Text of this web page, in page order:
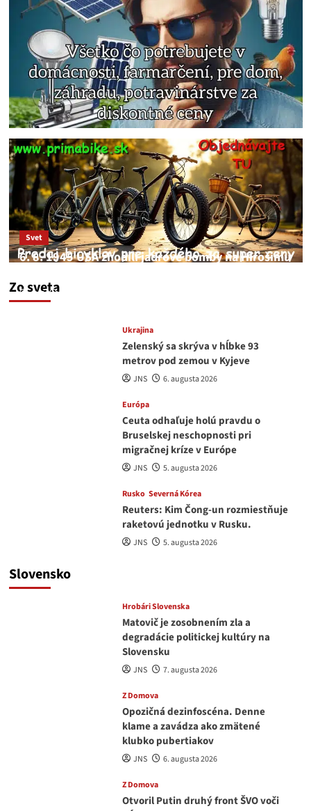
Zo sveta
Svet
6. 8. 1945 USA zhodili jadrové bomby na Hirošimu
JNS
Ukrajina
Zelenský sa skrýva v hĺbke 93
metrov pod zemou v Kyjeve
JNS 6. augusta 2026
Európa
Ceuta odhaľuje holú pravdu o
Bruselskej neschopnosti pri
migračnej kríze v Európe
JNS 5. augusta 2026
Rusko Severná Kórea
Reuters: Kim Čong-un rozmiestňuje
raketovú jednotku v Rusku.
JNS 5. augusta 2026
Slovensko
Hrobári Slovenska
Matovič je zosobnením zla a
degradácie politickej kultúry na
Slovensku
JNS 7. augusta 2026
Z Domova
Opozičná dezinfoscéna. Denne
klame a zavádza ako zmätené
klubko pubertiakov
JNS 6. augusta 2026
Z Domova
Otvoril Putin druhý front ŠVO voči